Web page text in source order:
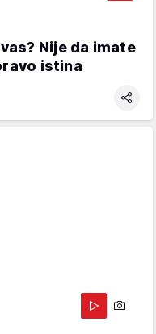
Nije da imate
istina